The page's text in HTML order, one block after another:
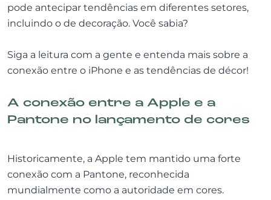
pode antecipar tendências em diferentes setores,
incluindo o de decoração. Você sabia?
Siga a leitura com a gente e entenda mais sobre a
conexão entre o iPhone e as tendências de décor!
A conexão entre a Apple e a
Pantone no lançamento de cores
Historicamente, a Apple tem mantido uma forte
conexão com a Pantone, reconhecida
mundialmente como a autoridade em cores.